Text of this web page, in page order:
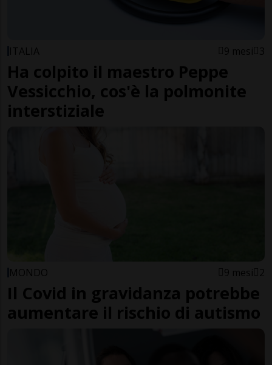
ITALIA 9 mesi 3
Ha colpito il maestro Peppe
Vessicchio, cos'è la polmonite
interstiziale
MONDO 9 mesi 2
Il Covid in gravidanza potrebbe
aumentare il rischio di autismo